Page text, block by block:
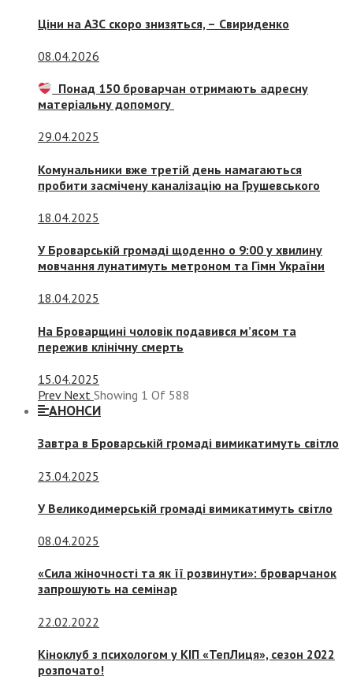
Ціни на АЗС скоро знизяться, – Свириденко
08.04.2026
Понад 150 броварчан отримають адресну
матеріальну допомогу
29.04.2025
Комунальники вже третій день намагаються
пробити засмічену каналізацію на Грушевського
18.04.2025
У Броварській громаді щоденно о 9:00 у хвилину
мовчання лунатимуть метроном та Гімн України
18.04.2025
На Броварщині чоловік подавився м’ясом та
пережив клінічну смерть
15.04.2025
Prev Next Showing 1 Of 588
АНОНСИ
Завтра в Броварській громаді вимикатимуть світло
23.04.2025
У Великодимерській громаді вимикатимуть світло
08.04.2025
«Сила жіночності та як її розвинути»: броварчанок
запрошують на семінар
22.02.2022
Кіноклуб з психологом у КІП «ТепЛиця», сезон 2022
розпочато!